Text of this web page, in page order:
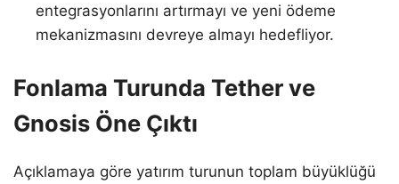
entegrasyonlarını artırmayı ve yeni ödeme
mekanizmasını devreye almayı hedefliyor.
Fonlama Turunda Tether ve
Gnosis Öne Çıktı
Açıklamaya göre yatırım turunun toplam büyüklüğü